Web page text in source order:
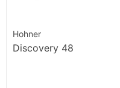
Hohner
Discovery 48